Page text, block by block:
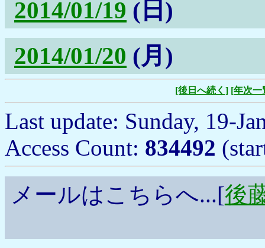
2014/01/19 (日)
2014/01/20 (月)
[後日へ続く] [年次一
Last update: Sunday, 19-
Access Count: 834492
メールはこちらへ...[後